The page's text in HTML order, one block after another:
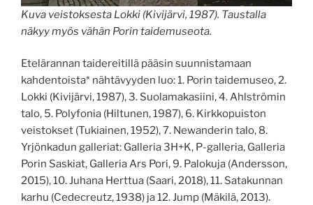
Kuva veistoksesta Lokki (Kivijärvi, 1987). Taustalla
näkyy myös vähän Porin taidemuseota.
Etelärannan taidereitillä pääsin suunnistamaan
kahdentoista* nähtävyyden luo: 1. Porin taidemuseo, 2.
Lokki (Kivijärvi, 1987), 3. Suolamakasiini, 4. Ahlströmin
talo, 5. Polyfonia (Hiltunen, 1987), 6. Kirkkopuiston
veistokset (Tukiainen, 1952), 7. Newanderin talo, 8.
Yrjönkadun galleriat: Galleria 3H+K, P-galleria, Galleria
Porin Saskiat, Galleria Ars Pori, 9. Palokuja (Andersson,
2015), 10. Juhana Herttua (Saari, 2018), 11. Satakunnan
karhu (Cedecreutz, 1938) ja 12. Jump (Mäkilä, 2013).